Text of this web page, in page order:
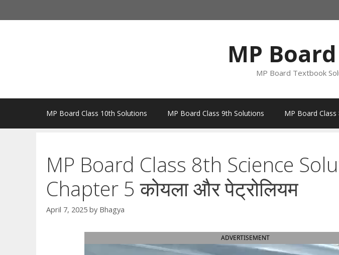
to
MP
MP Board Textbook
MP Board Class 10th Solutions MP Board Class 9th Solutions MP Board
MP Board Class 8th Science
Chapter 5 कोयला और पेट्रोलियम
April 7, 2025 by Bhagya
ADVERTISEMENT